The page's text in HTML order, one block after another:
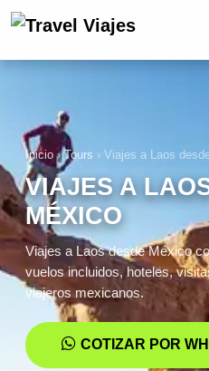
Inicio ›Tours › Viajes a Laos
VIAJES A
MÉXICO
Viajes a Laos desde México
vuelos incluidos, hoteles,
viajeros mexicanos.
COTIZAR POR